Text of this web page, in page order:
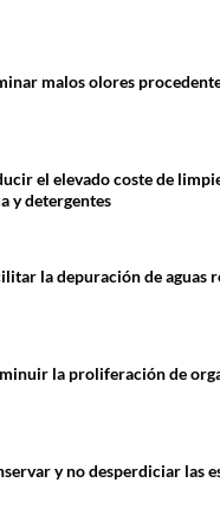
malos olores
el elevado coste de
y detergentes
la depuración de aguas
la proliferación de
y no desperdiciar las